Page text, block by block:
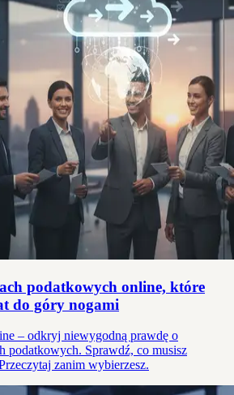
podatkowych online, które
do góry nogami
– odkryj niewygodną prawdę o
podatkowych. Sprawdź, co musisz
zanim wybierzesz.